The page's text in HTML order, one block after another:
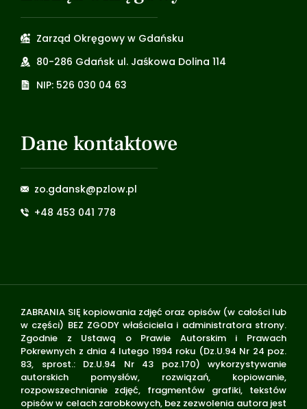
Zarząd Okręgowy w Gdańsku
80-286 Gdańsk ul. Jaśkowa Dolina 114
NIP: 526 030 04 63
Dane kontaktowe
zo.gdansk@pzlow.pl
+48 453 041 778
ZABRANIA SIĘ kopiowania zdjęć oraz opisów (w całości lub
w części) BEZ ZGODY właściciela i administratora strony.
Zgodnie z Ustawą o Prawie Autorskim i Prawach
Pokrewnych z dnia 4 lutego 1994 roku (Dz.U.94 Nr 24 poz.
83, sprost.: Dz.U.94 Nr 43 poz.170) wykorzystywanie
autorskich pomysłów, rozwiązań, kopiowanie,
rozpowszechnianie zdjęć, fragmentów grafiki, tekstów
opisów w celach zarobkowych, bez zezwolenia autora jest